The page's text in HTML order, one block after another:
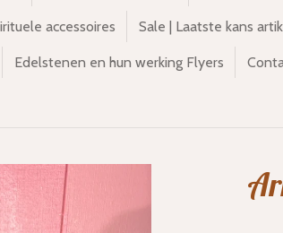
accessoires Sale | Laatste kans
Edelstenen en hun werking Flyers